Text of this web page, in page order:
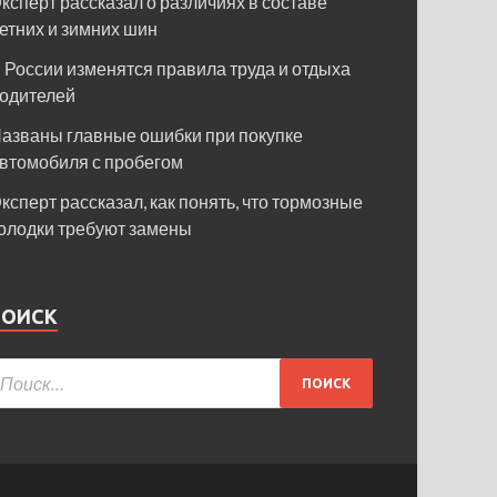
и зимних шин
России изменятся правила труда и отдыха
главные ошибки при покупке
с пробегом
рассказал, как понять, что тормозные
требуют замены